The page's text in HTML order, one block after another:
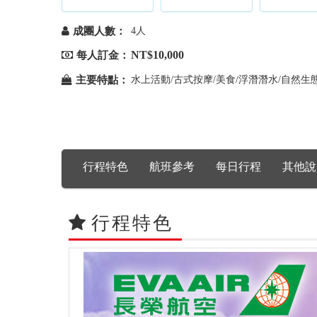
成團人數： 4人
每人訂金： NT$10,000
主要特點： 水上活動/古式按摩/美食/浮潛潛水/自然生
行程特色 航班參考 每日行程 其他
行程特色